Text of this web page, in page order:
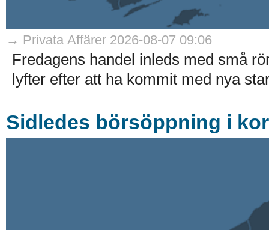
→ Privata Affärer 2026-08-07 09:06
Fredagens handel inleds med små
lyfter efter att ha kommit med nya
Sidledes börsöppning i